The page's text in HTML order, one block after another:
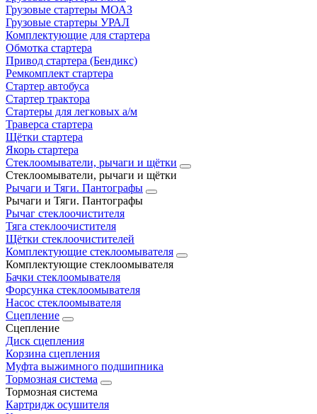
Грузовые стартеры МОАЗ
Грузовые стартеры УРАЛ
Комплектующие для стартера
Обмотка стартера
Привод стартера (Бендикс)
Ремкомплект стартера
Стартер автобуса
Стартер трактора
Стартеры для легковых а/м
Траверса стартера
Щётки стартера
Якорь стартера
Стеклоомыватели, рычаги и щётки
Стеклоомыватели, рычаги и щётки
Рычаги и Тяги. Пантографы
Рычаги и Тяги. Пантографы
Рычаг стеклоочистителя
Тяга стеклоочистителя
Щётки стеклоочистителей
Комплектующие стеклоомывателя
Комплектующие стеклоомывателя
Бачки стеклоомывателя
Форсунка стеклоомывателя
Насос стеклоомывателя
Сцепление
Сцепление
Диск сцепления
Корзина сцепления
Муфта выжимного подшипника
Тормозная система
Тормозная система
Картридж осушителя